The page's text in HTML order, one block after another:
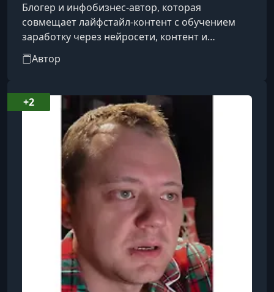
Блогер и инфобизнес-автор, которая
совмещает лайфстайл-контент с обучением
заработку через нейросети, контент и
маркетплейсы.
Автор
+2